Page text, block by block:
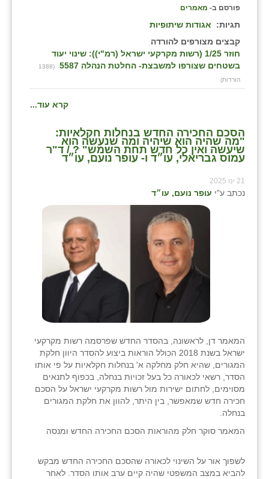
פורסם ב- מאמרים
תגיות:
אגודות שיתופיות
קבצים מצורפים להורדה
חוזר 1/25 (רשות מקרקעי ישראל (רמ"י)): שינוי יעוד
בשטחים שצורפו למשבצת- החלטת הנהלה 5587
(1388
הורדות)
קרא עוד...
הסכם החכירה החדש בנחלות חקלאיות:
"מה שהיה הוא שיהיה ומה שנעשה הוא
שיעשה ואין כל חדש תחת השמש" ? / ד"ר
עמוס גבריאלי, עו״ד ו- עופר נועם, עו״ד
21 ינו 2025
נכתב ע"י עופר נועם, עו״ד
המאמר דן, לראשונה, בהסדר החדש שפרסמה רשות מקרקעי
ישראל בשנת 2018 הכולל הוראות ביצוע להסדר היוון חלקת
המגורים, שהיא חלק מחלקה א' בנחלות חקלאיות על פי אותו
הסדר, רשאי לכאורה כל בעל זכויות בנחלה, בכפוף לתנאים
מסוימים, לחתום ישירות מול רשות מקרקעי ישראל על הסכם
חכירה חדש שמאפשר, בין היתר, להוון את חלקת המגורים
בנחלה.
המאמר סוקר חלק מהוראות הסכם החכירה החדש ומנסה
לשפוך אור על השינוי לכאורה שהסכם החכירה החדש מבקש
להביא במצב המשפטי שהיה קיים ערב אותו הסדר. לאחר